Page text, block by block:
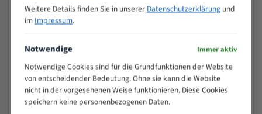
>
25
10/14
25 - 50
35 - 70
5/8
50 - 120
4/6
80 - 180
3/4
130 -
Weitere Details finden Sie in unserer Datenschutzerklärungund
im Impressum.
Notwendige Immer aktiv
Notwendige Cookies sind für die Grundfunktionen der Website
von entscheidender Bedeutung. Ohne sie kann die Website
nicht in der vorgesehenen Weise funktionieren. Diese Cookies
speichern keine personenbezogenen Daten.